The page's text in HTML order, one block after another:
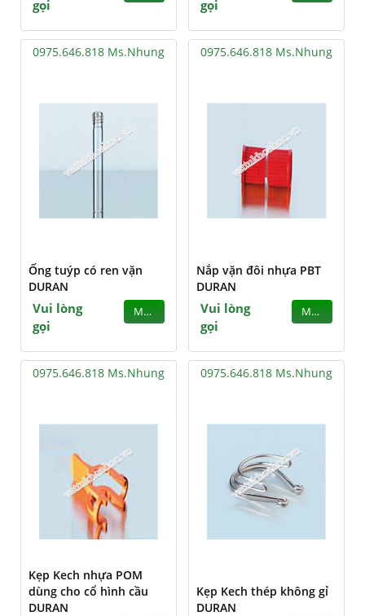
gọi gọi
0975.646.818 Ms.Nhung
Ống tuýp có ren vặn
DURAN
Vui lòng
gọi
MUA
0975.646.818 Ms.Nhung
Nắp vặn đôi nhựa PBT
DURAN
Vui lòng
gọi
MUA
0975.646.818 Ms.Nhung
Kẹp Kech nhựa POM
dùng cho cổ hình cầu
DURAN
0975.646.818 Ms.Nhung
Kẹp Kech thép không gỉ
DURAN